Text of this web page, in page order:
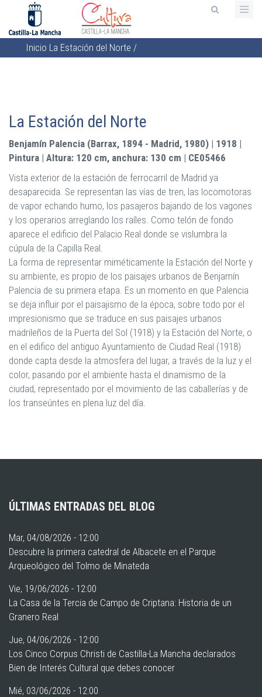
contenido
principal
Sobrescribir
a
la
navegación
Inicio La Estación del Norte /
La Estación del Norte
Benjamín Palencia (Barrax, 1894 - Madrid, 1980) | 1918 |
Pintura | Altura: 120 cm, anchura: 130 cm | CE05466
Vista exterior de la estación de ferrocarril de Madrid ya
desaparecida. Se representan las vías de tren, las locomotoras
de vapor echando humo, los pasajeros bajando de los vagones
y los operarios arreglando los raíles. Como telón de fondo
aparece el edificio del Palacio Real donde se vislumbra la
cúpula de la Capilla Real.
La forma de representar miméticamente la Estación del Norte y
su ambiente, es propio de los paisajes urbanos de Benjamín
Palencia de su primera etapa. Es un momento en que Palencia
se deja influir por el paisajismo de la época, sobre todo por el
impresionismo que se traduce en sus paisajes urbanos
madrileños de la Puerta del Sol (1918) y la Estación del Norte, o
en el edifico del antiguo Ayuntamiento de Ciudad Real (1918)
donde capta desde la atmosfera del lugar, a través de la luz y el
color, pasando por el ambiente hasta el dinamismo de la
ciudad, representado por el movimiento de las caballerías y de
los transeúntes en plena luz del día.
ÚLTIMAS ENTRADAS DEL BLOG
Mar, 04/08/2026 - 12:00
Descubre la primera catedral de Albacete en el Parque
Arqueológico del Tolmo de Minateda
Vie, 19/06/2026 - 12:00
La Casa de la Tercia de Campo de Criptana: Historia de un
Granero Real
Jue, 04/06/2026 - 12:00
Los Cinco Corpus Christi de Castilla-La Mancha declarados
Bien de Interés Cultural que debes conocer
Mié, 03/06/2026 - 12:00